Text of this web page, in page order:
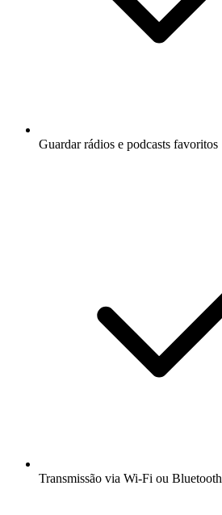
Guardar rádios e podcasts favoritos
Transmissão via Wi-Fi ou Bluetooth